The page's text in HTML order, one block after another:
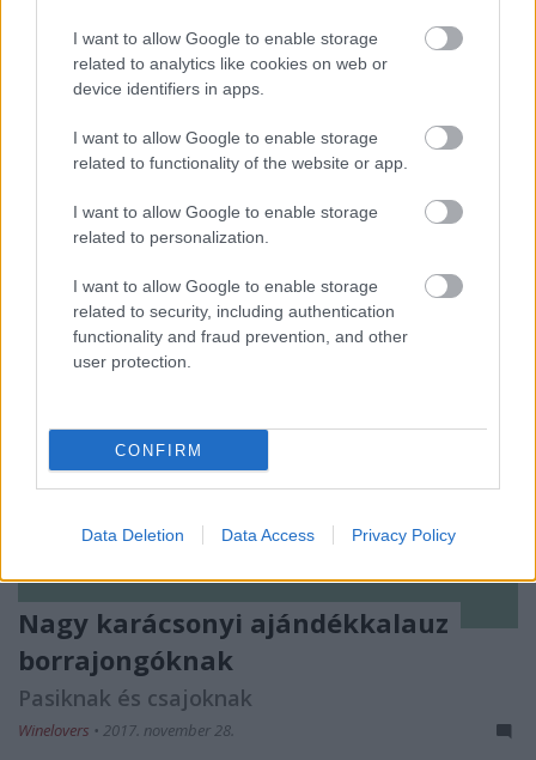
I want to allow Google to enable storage
related to analytics like cookies on web or
device identifiers in apps.
I want to allow Google to enable storage
related to functionality of the website or app.
I want to allow Google to enable storage
related to personalization.
I want to allow Google to enable storage
related to security, including authentication
functionality and fraud prevention, and other
user protection.
CONFIRM
Data Deletion Data Access Privacy Policy
Szeptember, október és november után most a
legvarázslatosabb hónap szülötteit látjuk el
borvásárlási tippekkel. Szerencsére könnyű dolgunk
van, mert a Nyilasok és Bakok kifejezetten kedvelik a
különlegességeket és ritkaságokat is; lássuk hát, mit
igyanak december szülöttei!
Nagy karácsonyi ajándékkalauz
borrajongóknak
Pasiknak és csajoknak
Winelovers • 2017. november 28.